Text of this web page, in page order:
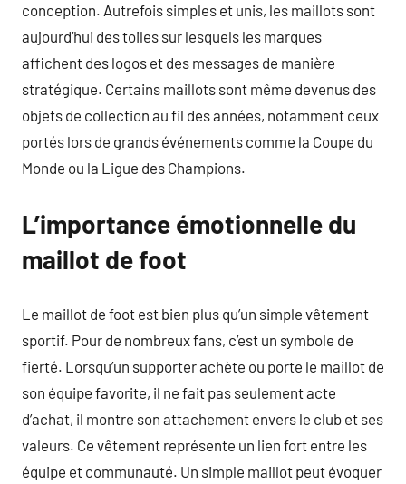
conception. Autrefois simples et unis, les maillots sont
aujourd’hui des toiles sur lesquels les marques
affichent des logos et des messages de manière
stratégique. Certains maillots sont même devenus des
objets de collection au fil des années, notamment ceux
portés lors de grands événements comme la Coupe du
Monde ou la Ligue des Champions.
L’importance émotionnelle du
maillot de foot
Le maillot de foot est bien plus qu’un simple vêtement
sportif. Pour de nombreux fans, c’est un symbole de
fierté. Lorsqu’un supporter achète ou porte le maillot de
son équipe favorite, il ne fait pas seulement acte
d’achat, il montre son attachement envers le club et ses
valeurs. Ce vêtement représente un lien fort entre les
équipe et communauté. Un simple maillot peut évoquer